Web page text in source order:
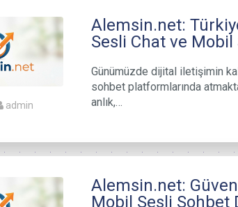
admin
Alemsin.net:
Sesli Chat ve
Günümüzde dijital iletişimin
sohbet platformlarında
anlık,…
Alemsin.net:
Mobil Sesli Sohbet